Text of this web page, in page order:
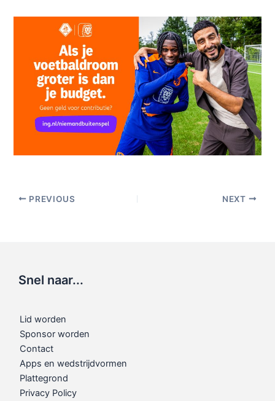
PREVIOUS NEXT
Snel naar...
Lid worden
Sponsor worden
Contact
Apps en wedstrijdvormen
Plattegrond
Privacy Policy